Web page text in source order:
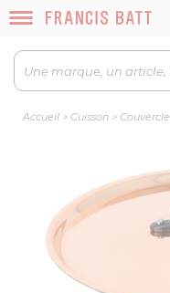
Accueil > Cuisson > Couvercle